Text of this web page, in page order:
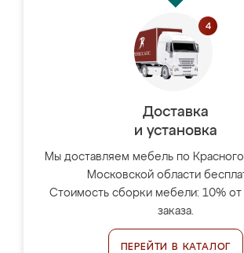
Доставка
и установка
Мы доставляем мебель по
Московской области
Стоимость сборки мебели: 10% от
заказа.
ПЕРЕЙТИ В КАТАЛОГ